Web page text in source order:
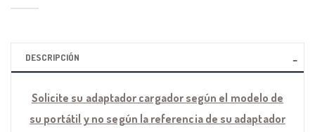
DESCRIPCIÓN
Solicite su adaptador cargador según el modelo de
su portátil y no según la referencia de su adaptador